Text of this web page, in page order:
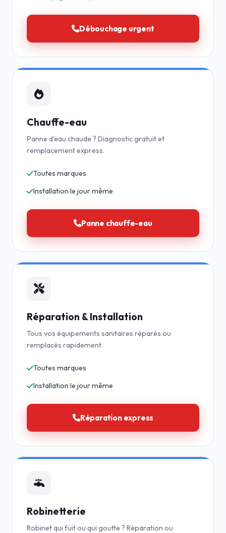
Débouchage urgent
Chauffe-eau
Panne d'eau chaude ? Diagnostic gratuit et
remplacement express.
Toutes marques
Installation le jour même
Panne chauffe-eau
Réparation & Installation
Tous vos équipements sanitaires réparés ou
remplacés rapidement.
Toutes marques
Installation le jour même
Réparation express
Robinetterie
Robinet qui fuit ou qui goutte ? Réparation ou